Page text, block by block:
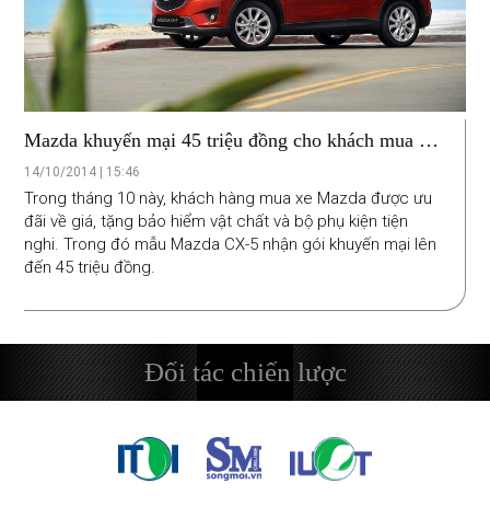
Mazda khuyến mại 45 triệu đồng cho khách mua xe
tháng 10
14/10/2014 | 15:46
Trong tháng 10 này, khách hàng mua xe Mazda được ưu
đãi về giá, tặng bảo hiểm vật chất và bộ phụ kiện tiện
nghi. Trong đó mẫu Mazda CX-5 nhận gói khuyến mại lên
đến 45 triệu đồng.
Đối tác chiến lược